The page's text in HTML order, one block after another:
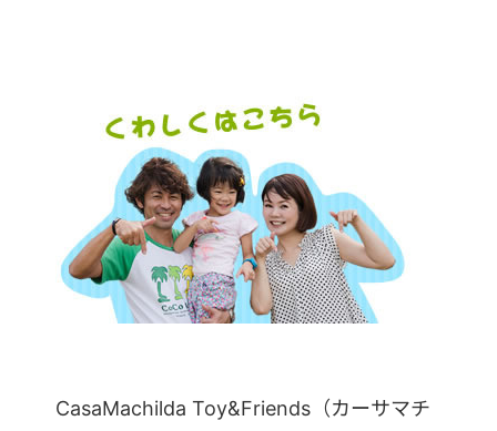
CasaMachilda Toy&Friends（カーサマチ